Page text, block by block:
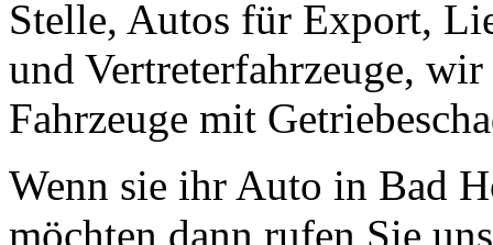
Stelle, Autos für Export,
und Vertreterfahrzeuge,
Fahrzeuge mit
Wenn sie ihr Auto in Bad
möchten dann rufen Sie